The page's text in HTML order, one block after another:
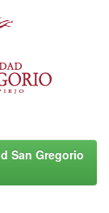
San Gregorio